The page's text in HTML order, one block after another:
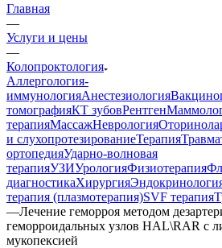
Главная
—
Услуги и цены
—
Колопроктология
Аллергология-
иммунологияАнестезиология
томографияКТ зубовРентген
терапияМассажНеврология
и слухопротезированиеТерапия
ортопедияУдарно-волновая
терапияУЗИУрологияФизиотерапия
диагностикаХирургия
терапия (плазмотерапия)SVF терапия
—Лечение геморроя методом
геморроидальных узлов HAL\RAR c
мукопексией